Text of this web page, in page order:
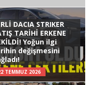
DACIA STRIKER
TARİHİ ERKENE
Yoğun ilgi
değişmesini
TEMMUZ 2026